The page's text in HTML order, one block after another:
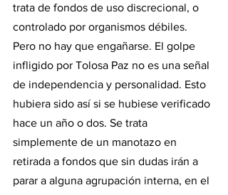
trata de fondos de uso discrecional, o
controlado por organismos débiles.
Pero no hay que engañarse. El golpe
infligido por Tolosa Paz no es una señal
de independencia y personalidad. Esto
hubiera sido así si se hubiese verificado
hace un año o dos. Se trata
simplemente de un manotazo en
retirada a fondos que sin dudas irán a
parar a alguna agrupación interna, en el